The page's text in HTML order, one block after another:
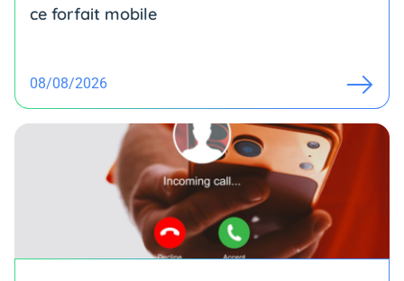
ce forfait mobile
08/08/2026